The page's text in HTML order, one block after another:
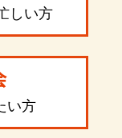
しい方
い方